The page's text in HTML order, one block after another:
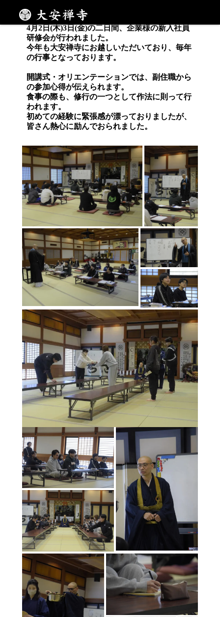
新年度を迎えて
4月2日(木)3日(金)の二日間、企業様の新入社員
研修会が行われました。
今年も大安禅寺にお越しいただいており、毎年
の行事となっております。
開講式・オリエンテーションでは、副住職から
の参加心得が伝えられます。
食事の際も、修行の一つとして作法に則って行
われます。
初めての経験に緊張感が漂っておりましたが、
皆さん熱心に励んでおられました。